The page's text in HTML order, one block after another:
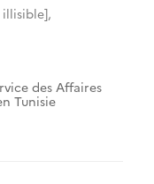
illisible],
des Affaires
Tunisie